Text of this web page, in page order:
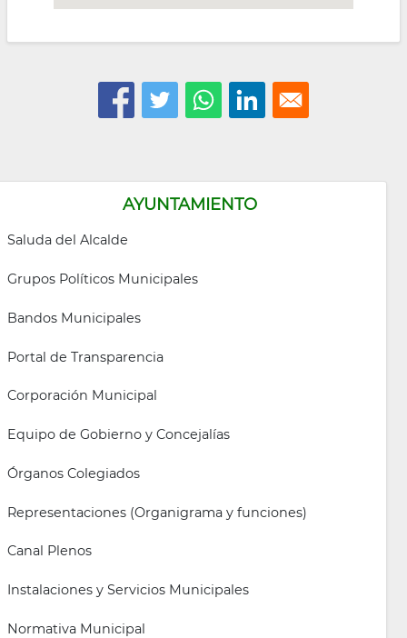
AYUNTAMIENTO
Saluda del Alcalde
Grupos Políticos Municipales
Bandos Municipales
Portal de Transparencia
Corporación Municipal
Equipo de Gobierno y Concejalías
Órganos Colegiados
Representaciones (Organigrama y funciones)
Canal Plenos
Instalaciones y Servicios Municipales
Normativa Municipal